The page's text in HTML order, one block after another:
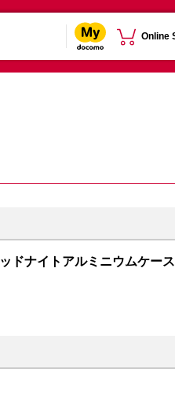
Online
ドナイトアルミニウムケース